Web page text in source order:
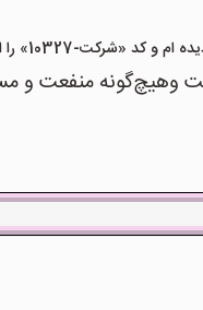
10327» را اعلام کنید»
منفعت و